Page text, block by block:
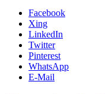
Facebook
Xing
LinkedIn
Twitter
Pinterest
WhatsApp
E-Mail